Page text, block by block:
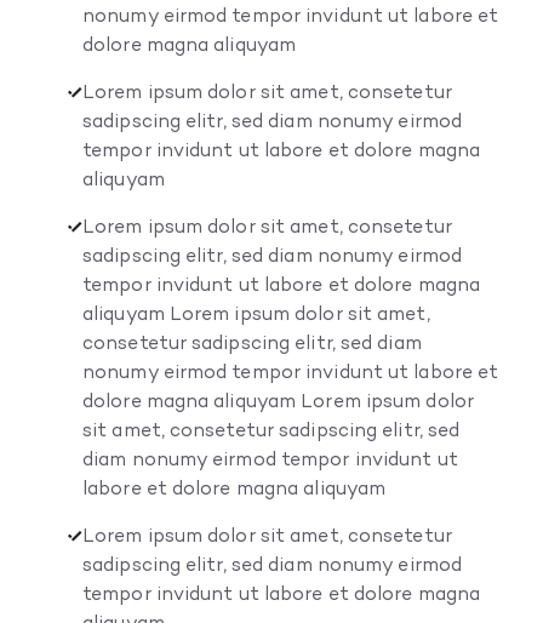
nonumy eirmod tempor invidunt ut labore et
dolore magna aliquyam
Lorem ipsum dolor sit amet, consetetur
sadipscing elitr, sed diam nonumy eirmod
tempor invidunt ut labore et dolore magna
aliquyam
Lorem ipsum dolor sit amet, consetetur
sadipscing elitr, sed diam nonumy eirmod
tempor invidunt ut labore et dolore magna
aliquyam Lorem ipsum dolor sit amet,
consetetur sadipscing elitr, sed diam
nonumy eirmod tempor invidunt ut labore et
dolore magna aliquyam Lorem ipsum dolor
sit amet, consetetur sadipscing elitr, sed
diam nonumy eirmod tempor invidunt ut
labore et dolore magna aliquyam
Lorem ipsum dolor sit amet, consetetur
sadipscing elitr, sed diam nonumy eirmod
tempor invidunt ut labore et dolore magna